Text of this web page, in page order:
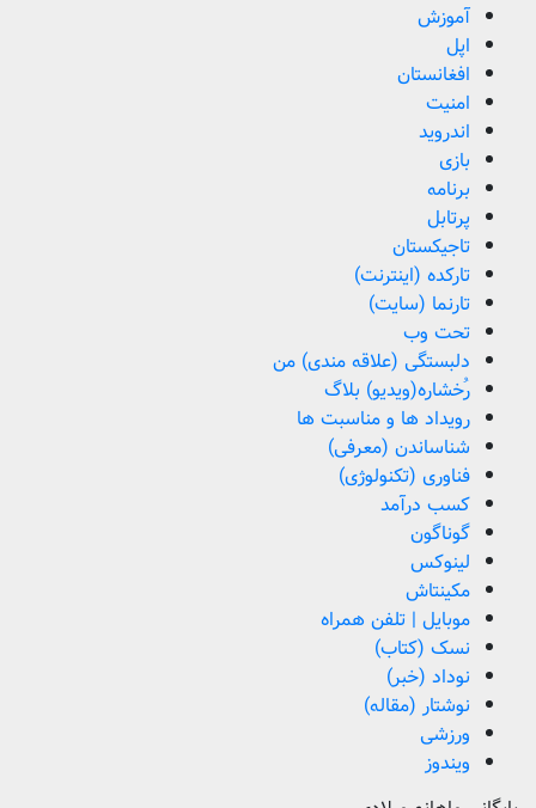
آموزش
اپل
افغانستان
امنیت
اندروید
بازی
برنامه
پرتابل
تاجیکستان
تارکده (اینترنت)
تارنما (سایت)
تحت وب
دلبستگی (علاقه مندی) من
رُخشاره(ویدیو) بلاگ
رویداد ها و مناسبت ها
شناساندن (معرفی)
فناوری (تکنولوژی)
کسب درآمد
گوناگون
لینوکس
مکینتاش
موبایل | تلفن همراه
نسک (کتاب)
نوداد (خبر)
نوشتار (مقاله)
ورزشی
ویندوز